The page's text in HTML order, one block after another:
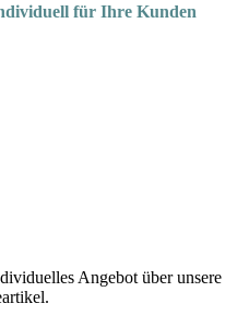
für Ihre Kunden
Angebot über unsere